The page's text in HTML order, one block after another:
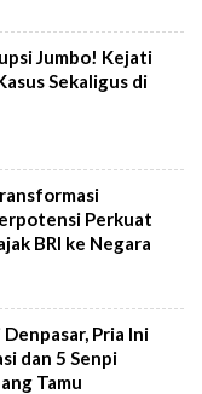
Jumbo! Kejati
Sekaligus di
Perkuat
BRI ke Negara
Pria Ini
dan 5 Senpi
Tamu